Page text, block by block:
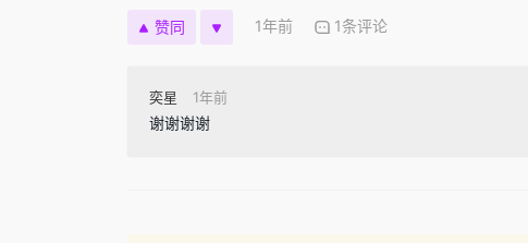
赞同 1年前 1条评论
奕星 1年前
谢谢谢谢